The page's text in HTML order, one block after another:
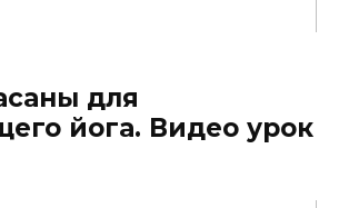
для
йога. Видео урок